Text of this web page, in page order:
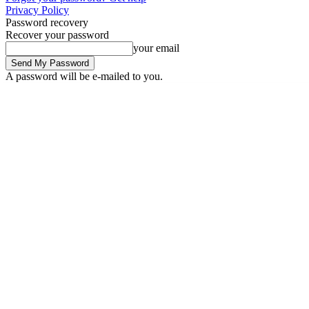
Privacy Policy
Password recovery
Recover your password
your email
A password will be e-mailed to you.